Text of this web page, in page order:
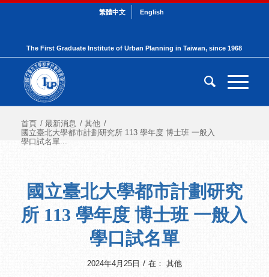
繁體中文 English
The First Graduate Institute of Urban Planning in Taiwan, since 1968
首頁 / 最新消息 / 其他 /
國立臺北大學都市計劃研究所 113 學年度 博士班 一般入
學口試名單...
國立臺北大學都市計劃研究
所 113 學年度 博士班 一般入
學口試名單
2024年4月25日 / 在： 其他